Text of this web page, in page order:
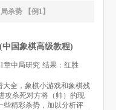
杀势 【例1】
国象棋高级教程)
章中局研究 结果：红胜
大全，象棋小游戏和象棋残
攻杀死对方将（帅）的现
些精彩杀势，加以分析评